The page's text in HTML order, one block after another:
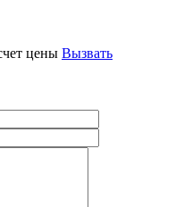
цены Вызвать